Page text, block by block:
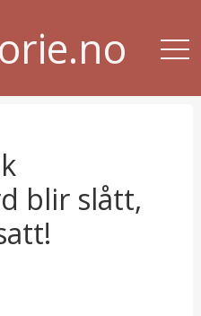
blir slått,